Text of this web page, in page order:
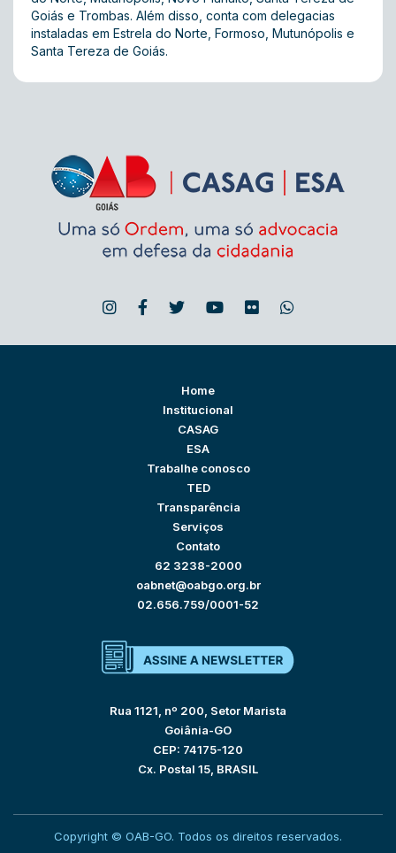
Goiás e Trombas. Além disso, conta com delegacias
instaladas em Estrela do Norte, Formoso, Mutunópolis e
Santa Tereza de Goiás.
Home
Institucional
CASAG
ESA
Trabalhe conosco
TED
Transparência
Serviços
Contato
62 3238-2000
oabnet@oabgo.org.br
02.656.759/0001-52
Rua 1121, nº 200, Setor Marista
Goiânia-GO
CEP: 74175-120
Cx. Postal 15, BRASIL
Copyright © OAB-GO. Todos os direitos reservados.